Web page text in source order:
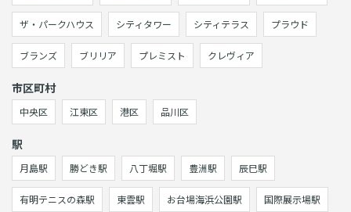
ザ・パークハウス シティタワー シティテラス プラウド
ブランズ ブリリア プレミスト クレヴィア
市区町村
中央区 江東区 港区 品川区
駅
月島駅 勝どき駅 八丁堀駅 豊洲駅 辰巳駅
有明テニスの森駅 東雲駅 お台場海浜公園駅 国際展示場駅